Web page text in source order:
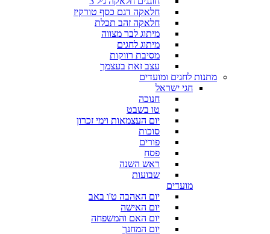
חלאקה דגם כסף טורקיז
חלאקה זהב תכלת
מיתוג לבר מצווה
מיתוג לחגים
מסיבת רווקות
עצב זאת בעצמך
מתנות לחגים ומועדים
חגי ישראל
חנוכה
טו בשבט
יום העצמאות וימי זכרון
סוכות
פורים
פסח
ראש השנה
שבועות
מועדים
יום האהבה ט'ו באב
יום האישה
יום האם והמשפחה
יום המחנך